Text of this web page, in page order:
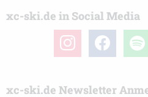
xc-ski.de in Social Media
instagramfacebook spotify
xc-ski.de Newsletter